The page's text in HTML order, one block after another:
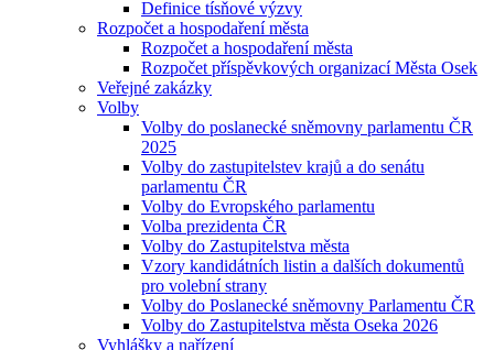
Definice tísňové výzvy
Rozpočet a hospodaření města
Rozpočet a hospodaření města
Rozpočet příspěvkových organizací Města Osek
Veřejné zakázky
Volby
Volby do poslanecké sněmovny parlamentu ČR
2025
Volby do zastupitelstev krajů a do senátu
parlamentu ČR
Volby do Evropského parlamentu
Volba prezidenta ČR
Volby do Zastupitelstva města
Vzory kandidátních listin a dalších dokumentů
pro volební strany
Volby do Poslanecké sněmovny Parlamentu ČR
Volby do Zastupitelstva města Oseka 2026
Vyhlášky a nařízení